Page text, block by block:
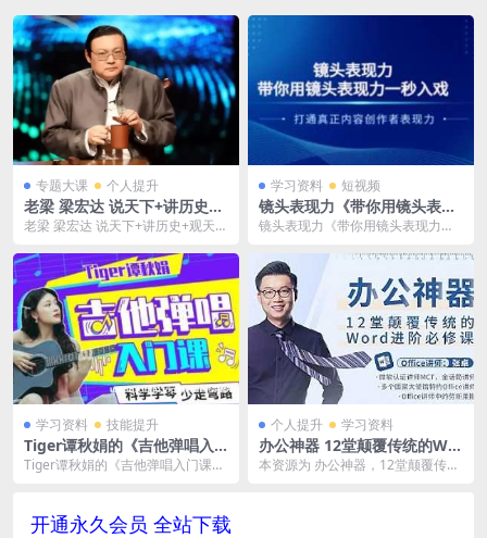
专题大课 个人提升
老梁 梁宏达 说天下+讲历史
+观天下+故事汇等全集资源M
载
老梁 梁宏达 说天下+讲历史+观天下
9...
学习资料 短视频
镜头表现力《带你用镜头表现
力一秒入戏》视频-百度云网盘
镜头表现力《带你用镜头表现力一
力，文件大小1.26...
学习资料 技能提升
Tiger谭秋娟的《吉他弹唱入
门课》MP4百度云网盘下载
Tiger谭秋娟的《吉他弹唱入门课》
个人提升 学习资料
办公神器 12堂颠覆传统的Wo
rd进阶必修课 视频MP4百度
本资源为 办公神器，12堂颠覆传统
开通永久会员 全站下载